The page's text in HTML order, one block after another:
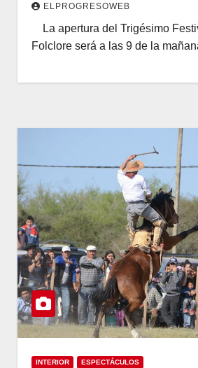
ELPROGRESOWEB
La apertura del Trigésimo
Folclore será a las 9 de la
INTERIOR ESPECTÁCULOS